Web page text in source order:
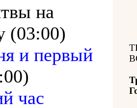
на
(03:00)
и первый
час